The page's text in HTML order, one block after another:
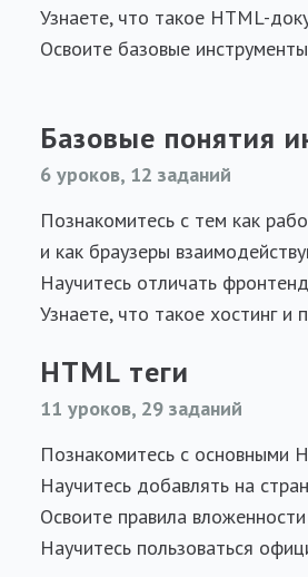
Узнаете, что такое HTML-
Освоите базовые
Базовые понятия
6 уроков, 12 заданий
Познакомитесь с тем как
и как браузеры
Научитесь отличать
Узнаете, что такое хостинг и
HTML теги
11 уроков, 29 заданий
Познакомитесь с основными
Научитесь добавлять на
Освоите правила вложенности
Научитесь пользоваться